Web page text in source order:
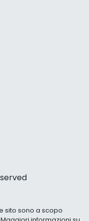
sito sono a scopo